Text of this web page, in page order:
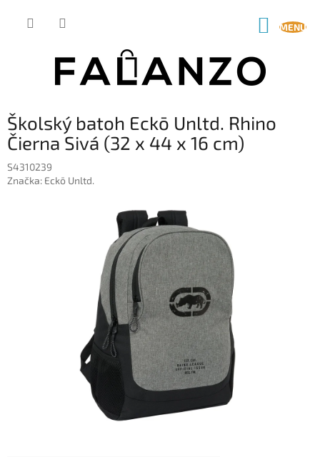
Školský batoh Eckō Unltd. Rhino
Čierna Sivá (32 x 44 x 16 cm)
S4310239
Značka: Eckō Unltd.